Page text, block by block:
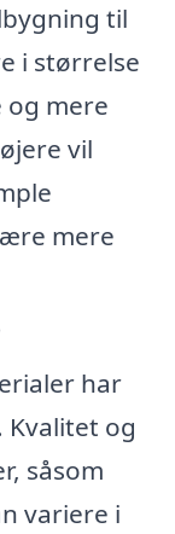
til
i størrelse
og mere
vil
mere
har
Kvalitet og
såsom
variere i